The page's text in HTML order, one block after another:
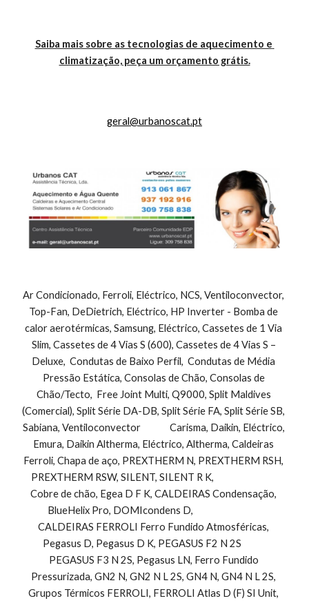
Saiba mais sobre as tecnologias de aquecimento e
climatização, peça um orçamento grátis.
geral@urbanoscat.pt
Ar Condicionado, Ferroli, Eléctrico, NCS, Ventiloconvector,
Top-Fan, DeDietrich, Eléctrico, HP Inverter - Bomba de
calor aerotérmicas, Samsung, Eléctrico, Cassetes de 1 Via
Slim, Cassetes de 4 Vias S (600), Cassetes de 4 Vias S –
Deluxe,  Condutas de Baixo Perfil,  Condutas de Média
Pressão Estática, Consolas de Chão, Consolas de
Chão/Tecto,  Free Joint Multi, Q9000, Split Maldives
(Comercial), Split Série DA-DB, Split Série FA, Split Série SB,
Sabiana, Ventiloconvector              Carisma, Daikin, Eléctrico,
Emura, Daikin Altherma, Eléctrico, Altherma, Caldeiras
Ferroli, Chapa de aço, PREXTHERM N, PREXTHERM RSH,
PREXTHERM RSW, SILENT, SILENT R K,
Cobre de chão, Egea D F K, CALDEIRAS Condensação,
BlueHelix Pro, DOMIcondens D,
CALDEIRAS FERROLI Ferro Fundido Atmosféricas,
Pegasus D, Pegasus D K, PEGASUS F2 N 2S
PEGASUS F3 N 2S, Pegasus LN, Ferro Fundido
Pressurizada, GN2 N, GN2 N L 2S, GN4 N, GN4 N L 2S,
Grupos Térmicos FERROLI, FERROLI Atlas D (F) SI Unit,